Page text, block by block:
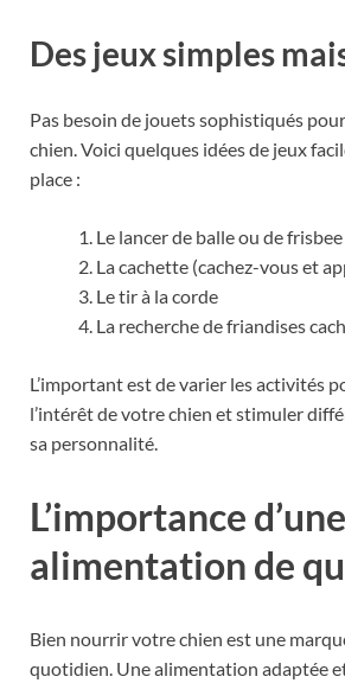
Des jeux simples
Pas besoin de jouets sophistiqués
chien. Voici quelques idées de jeux
place :
Le lancer de balle ou de frisbee
La cachette (cachez-vous et
Le tir à la corde
La recherche de friandises
L’important est de varier les activités
l’intérêt de votre chien et stimuler
sa personnalité.
L’importance d’une
alimentation de
Bien nourrir votre chien est une
quotidien. Une alimentation adaptée